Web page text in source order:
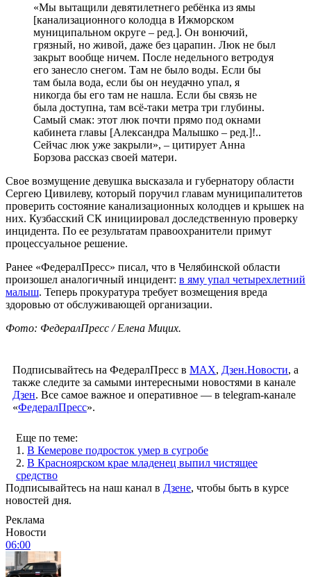
«Мы вытащили девятилетнего ребёнка из ямы
[канализационного колодца в Ижморском
муниципальном округе – ред.]. Он вонючий,
грязный, но живой, даже без царапин. Люк не был
закрыт вообще ничем. После недельного ветродуя
его занесло снегом. Там не было воды. Если бы
там была вода, если бы он неудачно упал, я
никогда бы его там не нашла. Если бы связь не
была доступна, там всё-таки метра три глубины.
Самый смак: этот люк почти прямо под окнами
кабинета главы [Александра Малышко – ред.]!..
Сейчас люк уже закрыли», – цитирует Анна
Борзова рассказ своей матери.
Свое возмущение девушка высказала и губернатору области
Сергею Цивилеву, который поручил главам муниципалитетов
проверить состояние канализационных колодцев и крышек на
них. Кузбасский СК инициировал доследственную проверку
инцидента. По ее результатам правоохранители примут
процессуальное решение.
Ранее «ФедералПресс» писал, что в Челябинской области
произошел аналогичный инцидент: в яму упал четырехлетний
малыш. Теперь прокуратура требует возмещения вреда
здоровью от обслуживающей организации.
Фото: ФедералПресс / Елена Мицих.
Подписывайтесь на ФедералПресс в МАХ, Дзен.Новости, а
также следите за самыми интересными новостями в канале
Дзен. Все самое важное и оперативное — в telegram-канале
«ФедералПресс».
Еще по теме:
1. В Кемерове подросток умер в сугробе
2. В Красноярском крае младенец выпил чистящее
средство
Подписывайтесь на наш канал в Дзене, чтобы быть в курсе
новостей дня.
Реклама
Новости
06:00